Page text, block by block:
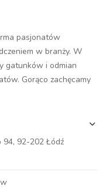
pasjonatów
w branży. W
gatunków i odmian
Gorąco zachęcamy
94, 92-202 Łódź